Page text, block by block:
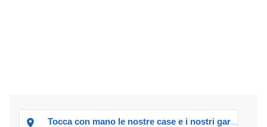
Tocca con mano le nostre case e i nostri garage!